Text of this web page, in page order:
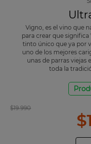
Vigno, es el vino que
para crear que significa
tinto único que ya por
uno de los mejores
unas de parras viejas
toda la
$
$19.990